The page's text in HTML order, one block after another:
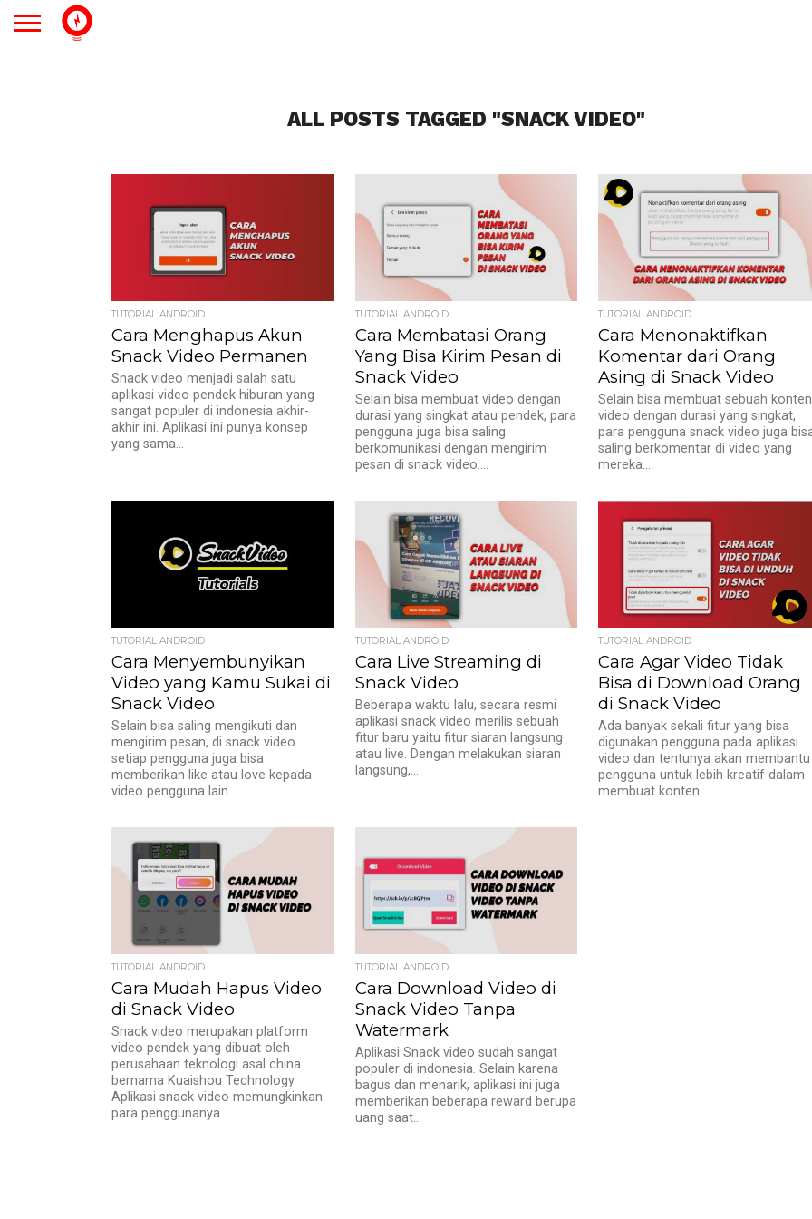
ALL POSTS TAGGED "SNACK VIDEO"
TUTORIAL ANDROID
Cara Menghapus Akun
Snack Video Permanen
Snack video menjadi salah satu
aplikasi video pendek hiburan yang
sangat populer di indonesia akhir-
akhir ini. Aplikasi ini punya konsep
yang sama...
TUTORIAL ANDROID
Cara Membatasi Orang
Yang Bisa Kirim Pesan di
Snack Video
Selain bisa membuat video dengan
durasi yang singkat atau pendek, para
pengguna juga bisa saling
berkomunikasi dengan mengirim
pesan di snack video....
TUTORIAL ANDROID
Cara Menonaktifkan
Komentar dari Orang
Asing di Snack Video
Selain bisa membuat sebuah konten
video dengan durasi yang singkat,
para pengguna snack video juga
saling berkomentar di video yang
mereka...
TUTORIAL ANDROID
Cara Menyembunyikan
Video yang Kamu Sukai di
Snack Video
Selain bisa saling mengikuti dan
mengirim pesan, di snack video
setiap pengguna juga bisa
memberikan like atau love kepada
video pengguna lain...
TUTORIAL ANDROID
Cara Live Streaming di
Snack Video
Beberapa waktu lalu, secara resmi
aplikasi snack video merilis sebuah
fitur baru yaitu fitur siaran langsung
atau live. Dengan melakukan siaran
langsung,...
TUTORIAL ANDROID
Cara Agar Video Tidak
Bisa di Download Orang
di Snack Video
Ada banyak sekali fitur yang bisa
digunakan pengguna pada aplikasi
video dan tentunya akan membantu
pengguna untuk lebih kreatif dalam
membuat konten....
TUTORIAL ANDROID
Cara Mudah Hapus Video
di Snack Video
Snack video merupakan platform
video pendek yang dibuat oleh
perusahaan teknologi asal china
bernama Kuaishou Technology.
Aplikasi snack video memungkinkan
para penggunanya...
TUTORIAL ANDROID
Cara Download Video di
Snack Video Tanpa
Watermark
Aplikasi Snack video sudah sangat
populer di indonesia. Selain karena
bagus dan menarik, aplikasi ini juga
memberikan beberapa reward berupa
uang saat...